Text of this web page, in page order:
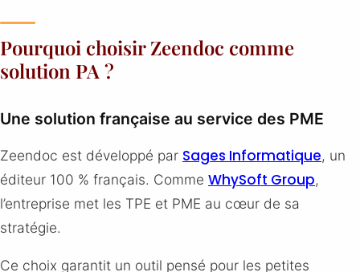
Pourquoi choisir Zeendoc comme
solution PA ?
Une solution française au service des PME
Zeendoc est développé par Sages Informatique, un
éditeur 100 % français. Comme WhySoft Group,
l’entreprise met les TPE et PME au cœur de sa
stratégie.
Ce choix garantit un outil pensé pour les petites